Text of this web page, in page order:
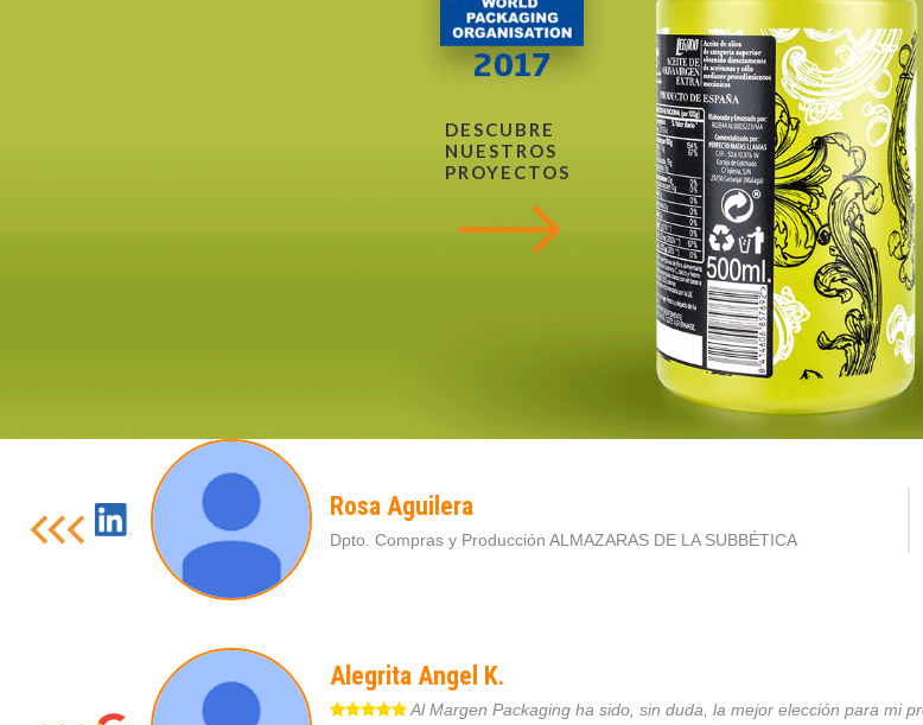
DESCUBRE
NUESTROS
PROYECTOS
Rosa Aguilera
Dpto. Compras y Producción ALMAZARAS DE LA SUBBÉTICA
Alegrita Angel K.
Al Margen Packaging ha sido, sin duda, la mejor elección para mi